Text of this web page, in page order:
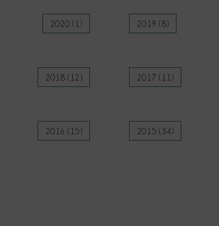
2020 (1) 2019 (8)
2018 (12) 2017 (11)
2016 (15) 2015 (34)